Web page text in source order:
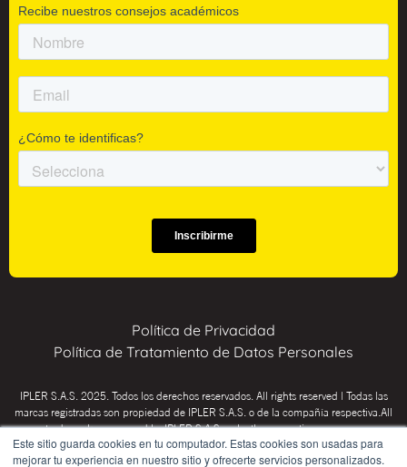
Este sitio guarda cookies en tu computador. Estas cookies son usadas para
mejorar tu experiencia en nuestro sitio y ofrecerte servicios personalizados.
Política de Privacidad
Política de Tratamiento de Datos Personales
IPLER S.A.S. 2025. Todos los derechos reservados. All rights reserved | Todas las
marcas registradas son propiedad de IPLER S.A.S. o de la compañía respectiva.All
trademarks are owned by IPLER S.A.S. or by the respective company.
INSTITUTO PSICOTÉCNICO IPLER: Educación para el trabajo y el desarrollo